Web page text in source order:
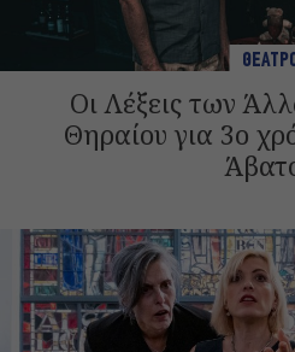
Οι Λέξεις των
Θηραίου για 3ο